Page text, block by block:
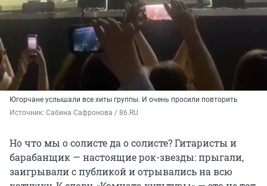
Югорчане услышали все хиты группы. И очень просили повторить
Источник: Сабина Сафронова / 86.RU
Но что мы о солисте да о солисте? Гитаристы и
барабанщик — настоящие рок-звезды: прыгали,
заигрывали с публикой и отрывались на всю